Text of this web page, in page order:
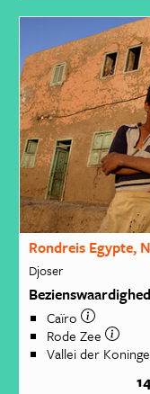
Rondreis Egypte,
Djoser
Caïro
Rode Zee
Vallei der